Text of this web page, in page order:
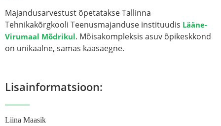
Majandusarvestust õpetatakse Tallinna
Tehnikakõrgkooli Teenusmajanduse instituudis Lääne-
Virumaal Mõdrikul. Mõisakompleksis asuv õpikeskkond
on unikaalne, samas kaasaegne.
Lisainformatsioon:
Liina Maasik